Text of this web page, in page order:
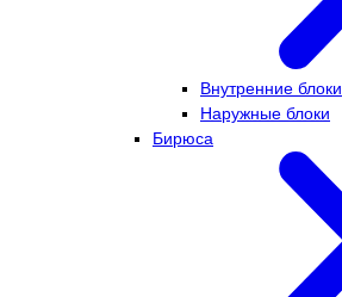
Внутренние блоки
Наружные блоки
Бирюса